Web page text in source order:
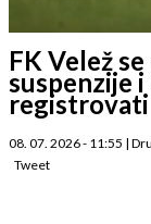
FK Velež
suspenzije i
registrovati
08. 07. 2026 - 11:55 |
Tweet